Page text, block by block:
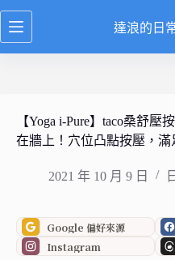
跳
至
達浪的日
【Yoga i-Pure】taco桑舒
在牆上！穴位凸點按壓，滿
2021 年 10 月 9 日
Google 偏好來源
Instagram